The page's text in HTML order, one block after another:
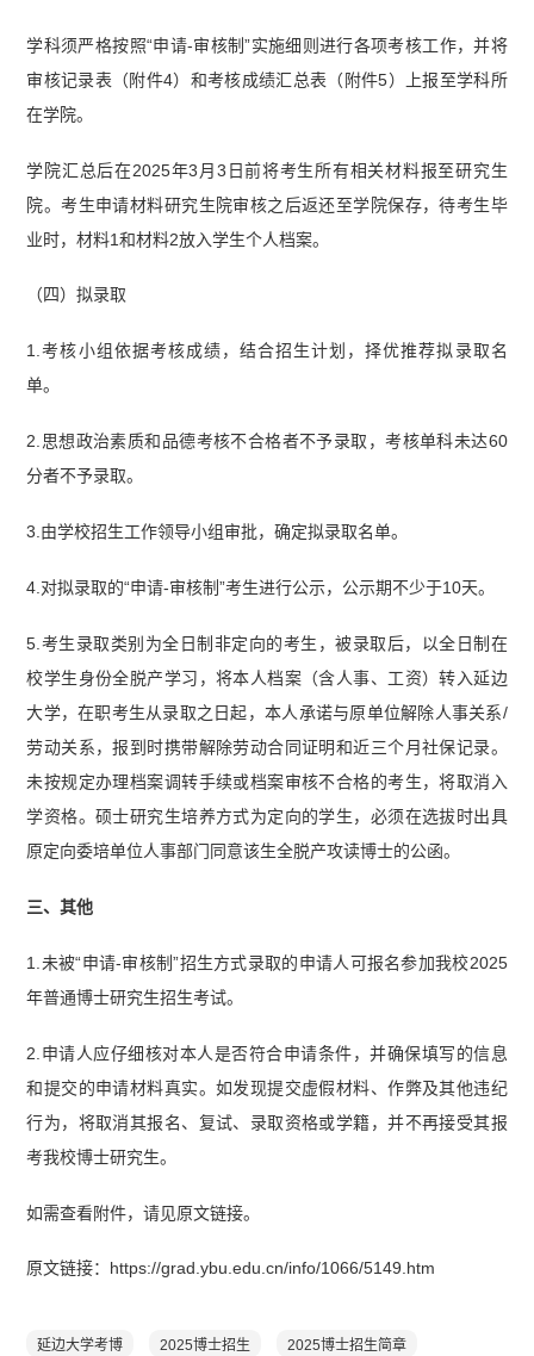
学科须严格按照“申请-审核制”实施细则进行各项考核工作，并将
审核记录表（附件4）和考核成绩汇总表（附件5）上报至学科所
在学院。
学院汇总后在2025年3月3日前将考生所有相关材料报至研究生
院。考生申请材料研究生院审核之后返还至学院保存，待考生毕
业时，材料1和材料2放入学生个人档案。
（四）拟录取
1.考核小组依据考核成绩，结合招生计划，择优推荐拟录取名
单。
2.思想政治素质和品德考核不合格者不予录取，考核单科未达60
分者不予录取。
3.由学校招生工作领导小组审批，确定拟录取名单。
4.对拟录取的“申请-审核制”考生进行公示，公示期不少于10天。
5.考生录取类别为全日制非定向的考生，被录取后，以全日制在
校学生身份全脱产学习，将本人档案（含人事、工资）转入延边
大学，在职考生从录取之日起，本人承诺与原单位解除人事关系/
劳动关系，报到时携带解除劳动合同证明和近三个月社保记录。
未按规定办理档案调转手续或档案审核不合格的考生，将取消入
学资格。硕士研究生培养方式为定向的学生，必须在选拔时出具
原定向委培单位人事部门同意该生全脱产攻读博士的公函。
三、其他
1.未被“申请-审核制”招生方式录取的申请人可报名参加我校2025
年普通博士研究生招生考试。
2.申请人应仔细核对本人是否符合申请条件，并确保填写的信息
和提交的申请材料真实。如发现提交虚假材料、作弊及其他违纪
行为，将取消其报名、复试、录取资格或学籍，并不再接受其报
考我校博士研究生。
如需查看附件，请见原文链接。
原文链接：https://grad.ybu.edu.cn/info/1066/5149.htm
延边大学考博 2025博士招生 2025博士招生简章